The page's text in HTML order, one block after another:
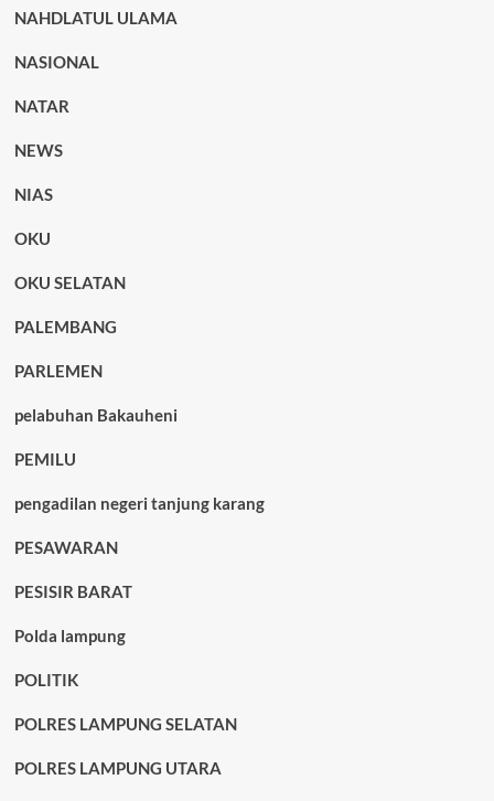
NAHDLATUL ULAMA
NASIONAL
NATAR
NEWS
NIAS
OKU
OKU SELATAN
PALEMBANG
PARLEMEN
pelabuhan Bakauheni
PEMILU
pengadilan negeri tanjung karang
PESAWARAN
PESISIR BARAT
Polda lampung
POLITIK
POLRES LAMPUNG SELATAN
POLRES LAMPUNG UTARA